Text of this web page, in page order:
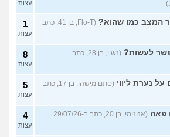
עצות
המצב כמו שהוא?
(Flo-T, בן 41, כתב
1
עצות
לעשות?
(נשוי, בן 28, כתב
8
עצות
נערת ליווי
(סתם מישהו, בן 17, כתב
5
עצות
פאה
(אנונימי, בן 20, כתב ב-29/07/26
4
עצות